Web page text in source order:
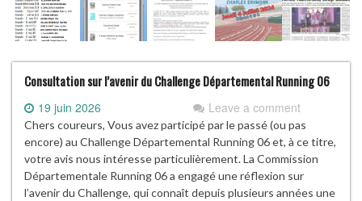
Consultation sur l’avenir du Challenge Départemental Running 06
19 juin 2026 Leave a comment
Chers coureurs, Vous avez participé par le passé (ou pas
encore) au Challenge Départemental Running 06 et, à ce titre,
votre avis nous intéresse particulièrement. La Commission
Départementale Running 06 a engagé une réflexion sur
l’avenir du Challenge, qui connaît depuis plusieurs années une